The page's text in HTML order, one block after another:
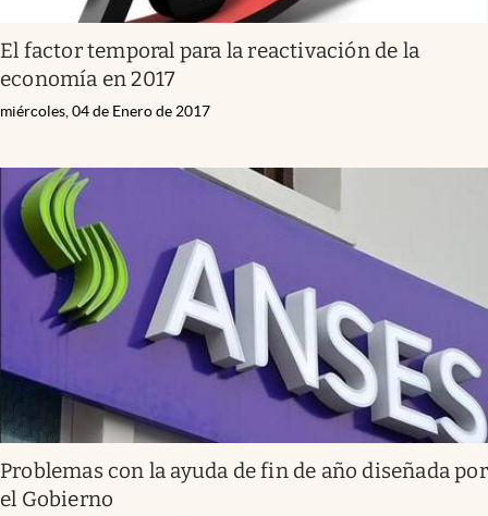
El factor temporal para la reactivación de la
economía en 2017
miércoles, 04 de Enero de 2017
Problemas con la ayuda de fin de año diseñada por
el Gobierno